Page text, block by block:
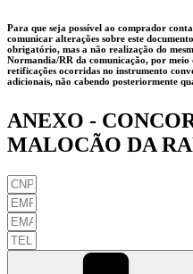
Para que seja possível ao comprador
comunicar alterações sobre este
obrigatório, mas a não realização do
Normandia/RR da comunicação, por meio
retificações ocorridas no instrumento
adicionais, não cabendo posteriormente
ANEXO -
MALOCÃO DA